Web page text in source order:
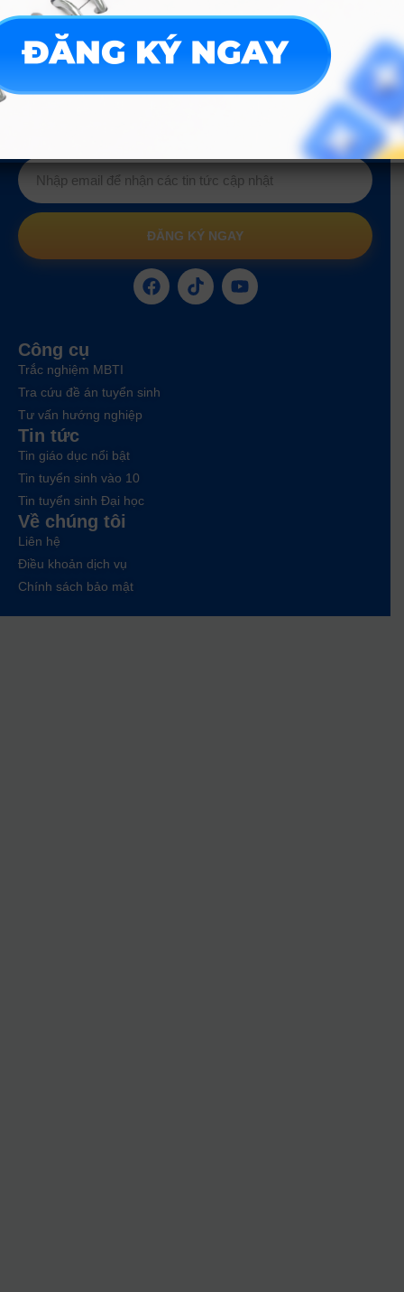
trình tiên tiến)
Hướng nghiệp
HOCMAI
ĐĂNG KÝ NGAY
Công cụ
Trắc nghiệm MBTI
Tra cứu đề án tuyển sinh
Tư vấn hướng nghiệp
Tin tức
Tin giáo dục nổi bật
Tin tuyển sinh vào 10
Tin tuyển sinh Đại học
Về chúng tôi
Liên hệ
Điều khoản dịch vụ
Chính sách bảo mật